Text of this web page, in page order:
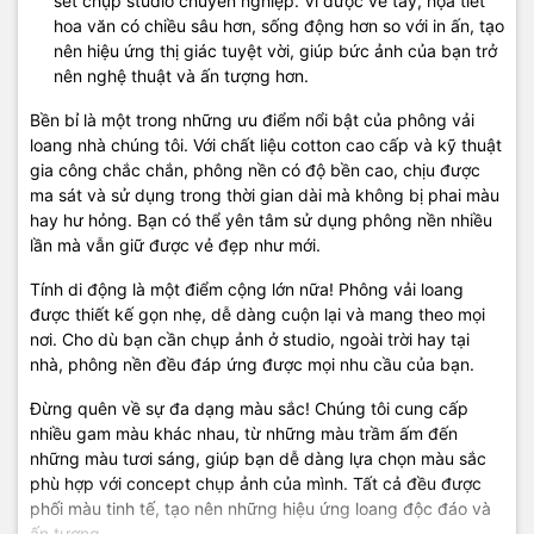
hoa văn có chiều sâu hơn, sống động hơn so với in ấn, tạo
nên hiệu ứng thị giác tuyệt vời, giúp bức ảnh của bạn trở
nên nghệ thuật và ấn tượng hơn.
Bền bỉ là một trong những ưu điểm nổi bật của phông vải
loang nhà chúng tôi. Với chất liệu cotton cao cấp và kỹ thuật
gia công chắc chắn, phông nền có độ bền cao, chịu được
ma sát và sử dụng trong thời gian dài mà không bị phai màu
hay hư hỏng. Bạn có thể yên tâm sử dụng phông nền nhiều
lần mà vẫn giữ được vẻ đẹp như mới.
Tính di động là một điểm cộng lớn nữa! Phông vải loang
được thiết kế gọn nhẹ, dễ dàng cuộn lại và mang theo mọi
nơi. Cho dù bạn cần chụp ảnh ở studio, ngoài trời hay tại
nhà, phông nền đều đáp ứng được mọi nhu cầu của bạn.
Đừng quên về sự đa dạng màu sắc! Chúng tôi cung cấp
nhiều gam màu khác nhau, từ những màu trầm ấm đến
những màu tươi sáng, giúp bạn dễ dàng lựa chọn màu sắc
phù hợp với concept chụp ảnh của mình. Tất cả đều được
phối màu tinh tế, tạo nên những hiệu ứng loang độc đáo và